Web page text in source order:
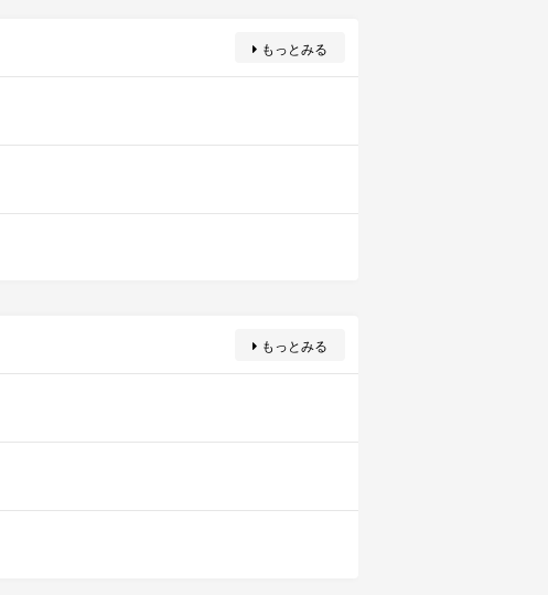
もっとみる
もっとみる